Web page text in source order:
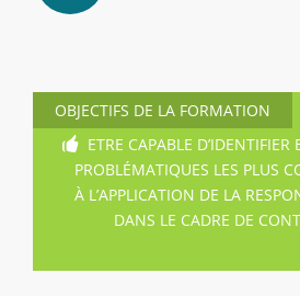
OBJECTIFS DE LA FORMATION
ETRE CAPABLE D’IDENTIFIER
PROBLÉMATIQUES LES PLUS
À L’APPLICATION DE LA
DANS LE CADRE DE